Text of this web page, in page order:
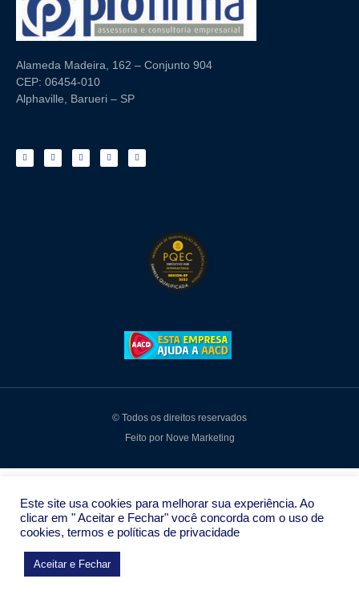
Alameda Madeira, 162 – Conjunto 904
CEP: 06454-010
Alphaville, Barueri – SP
© Todos os direitos reservados
Feito por Nove Marketing
Este site usa cookies para melhorar sua experiência. Ao
clicar em " Aceitar e Fechar" você concorda com o uso de
cookies, termos e políticas de privacidade
Aceitar e Fechar